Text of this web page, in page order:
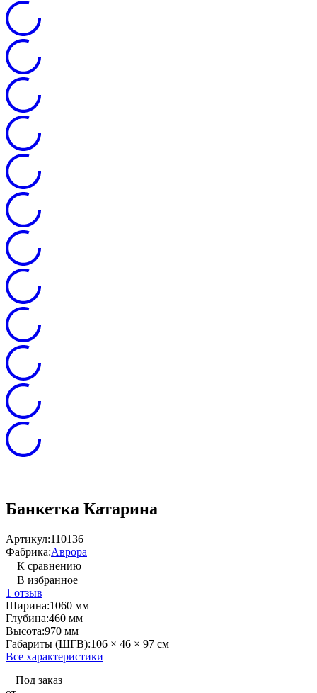
Банкетка Катарина
Артикул:110136
Фабрика:Аврора
К сравнению
В избранное
1 отзыв
Ширина:1060 мм
Глубина:460 мм
Высота:970 мм
Габариты (ШГВ):106 × 46 × 97 см
Все характеристики
Под заказ